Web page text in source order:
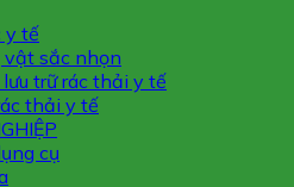
y tế
vật sắc nhọn
trữ rác thải y tế
thải y tế
cụ